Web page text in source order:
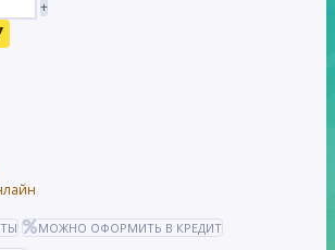
+
МОЖНО ОФОРМИТЬ В КРЕДИТ